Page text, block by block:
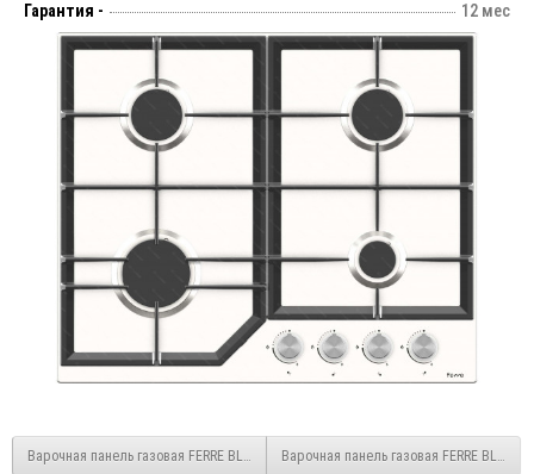
Гарантия -
12 мес
Варочная панель газовая FERRE BL Black Варочная панель газовая FERRE BLW IX